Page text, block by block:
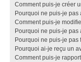
Comment puis-je créer
Pourquoi ne puis-je pas
Comment puis-je
Pourquoi ne puis-je pas
Pourquoi ne puis-je pas
Pourquoi ai-je reçu un
Comment puis-je